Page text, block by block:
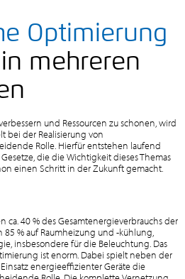
Optimierung
mehreren
und Ressourcen zu schonen, wird
bei der Realisierung von
Rolle. Hierfür entstehen laufend
die die Wichtigkeit dieses Themas
einen Schritt in der Zukunft gemacht.
ca. 40 % des Gesamtenergieverbrauchs der
85 % auf Raumheizung und -kühlung,
insbesondere für die Beleuchtung. Das
ist enorm. Dabei spielt neben der
energieeffizienter Geräte die